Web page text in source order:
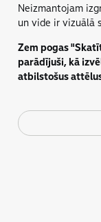
Neizmantojam
un vide ir vizuālā
Zem pogas
parādījuši, kā
atbilstošus